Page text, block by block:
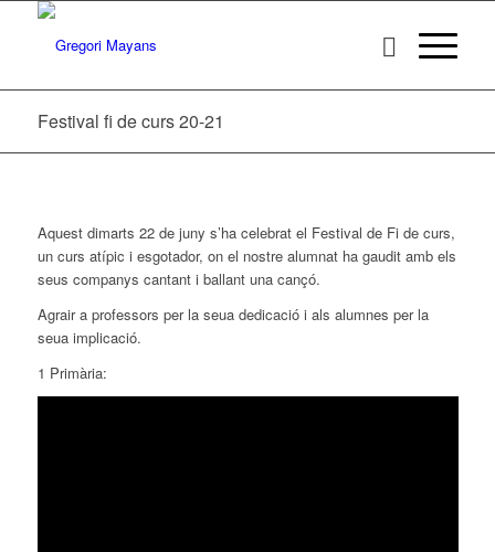
Festival fi de curs 20-21
Aquest dimarts 22 de juny s’ha celebrat el Festival de Fi de curs,
un curs atípic i esgotador, on el nostre alumnat ha gaudit amb els
seus companys cantant i ballant una cançó.
Agrair a professors per la seua dedicació i als alumnes per la
seua implicació.
1 Primària: